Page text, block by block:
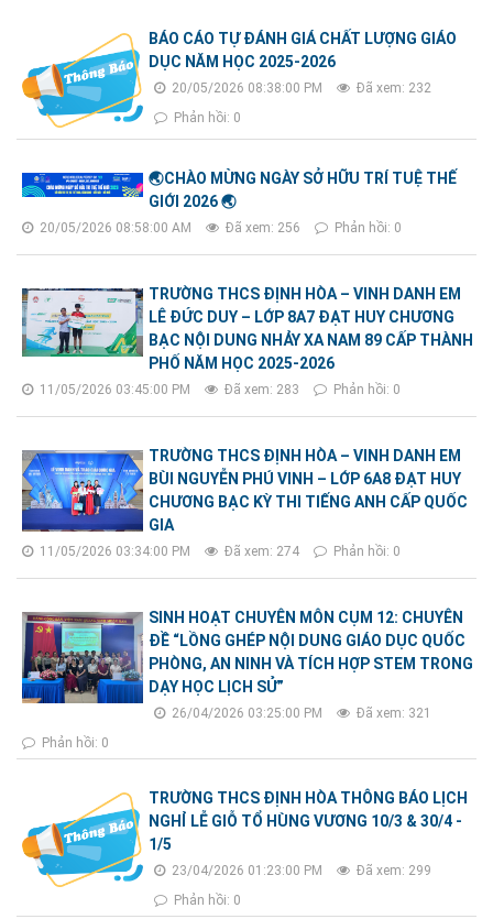
BÁO CÁO TỰ ĐÁNH GIÁ CHẤT LƯỢNG GIÁO
DỤC NĂM HỌC 2025-2026
20/05/2026 08:38:00 PM
Đã xem: 232
Phản hồi: 0
🌏CHÀO MỪNG NGÀY SỞ HỮU TRÍ TUỆ THẾ
GIỚI 2026 🌏
20/05/2026 08:58:00 AM Đã xem: 256 Phản hồi: 0
TRƯỜNG THCS ĐỊNH HÒA – VINH DANH EM
LÊ ĐỨC DUY – LỚP 8A7 ĐẠT HUY CHƯƠNG
BẠC NỘI DUNG NHẢY XA NAM 89 CẤP THÀNH
PHỐ NĂM HỌC 2025-2026
11/05/2026 03:45:00 PM Đã xem: 283 Phản hồi: 0
TRƯỜNG THCS ĐỊNH HÒA – VINH DANH EM
BÙI NGUYỄN PHÚ VINH – LỚP 6A8 ĐẠT HUY
CHƯƠNG BẠC KỲ THI TIẾNG ANH CẤP QUỐC
GIA
11/05/2026 03:34:00 PM Đã xem: 274 Phản hồi: 0
SINH HOẠT CHUYÊN MÔN CỤM 12: CHUYÊN
ĐỀ “LỒNG GHÉP NỘI DUNG GIÁO DỤC QUỐC
PHÒNG, AN NINH VÀ TÍCH HỢP STEM TRONG
DẠY HỌC LỊCH SỬ”
26/04/2026 03:25:00 PM
Đã xem: 321
Phản hồi: 0
TRƯỜNG THCS ĐỊNH HÒA THÔNG BÁO LỊCH
NGHỈ LỄ GIỖ TỔ HÙNG VƯƠNG 10/3 & 30/4 -
1/5
23/04/2026 01:23:00 PM
Đã xem: 299
Phản hồi: 0